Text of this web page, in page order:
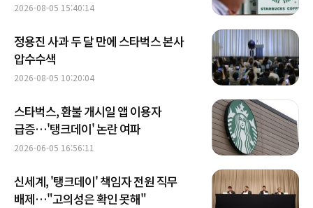
2026-08-05 15:40:14
정용진 사과 두 달 만에 스타벅스 본사
압수수색
2026-08-05 10:20:04
스타벅스, 환불 개시일 앱 이용자
급증…'탱크데이' 논란 여파
2026-06-05 16:56:11
신세계, '탱크데이' 책임자 전원 직무
배제…"고의성은 확인 못해"